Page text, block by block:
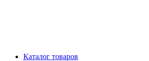
Каталог товаров